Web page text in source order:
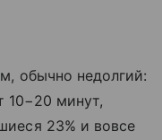
обычно недолгий:
10−20 минут,
23% и вовсе